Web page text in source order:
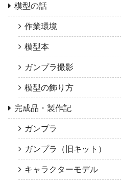
模型の話
作業環境
模型本
ガンプラ撮影
模型の飾り方
完成品・製作記
ガンプラ
ガンプラ（旧キット）
キャラクターモデル